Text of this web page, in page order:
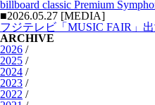
billboard classic Premium
■2026.05.27 [MEDIA]
フジテレビ「MUSIC FAIR」
ARCHIVE
2026 /
2025 /
2024 /
2023 /
2022 /